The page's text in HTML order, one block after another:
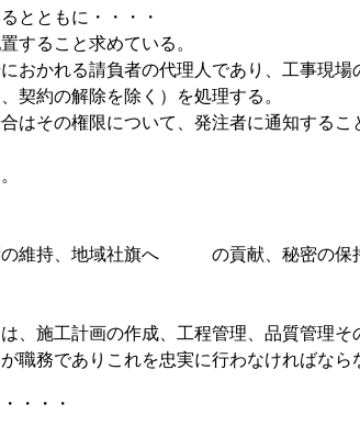
とともに・・・・
すること求めている。
おかれる請負者の代理人であり、工事現場
契約の解除を除く）を処理する。
はその権限について、発注者に通知するこ
維持、地域社旗へ の貢献、秘密の保
施工計画の作成、工程管理、品質管理そ
職務でありこれを忠実に行わなければなら
・・・